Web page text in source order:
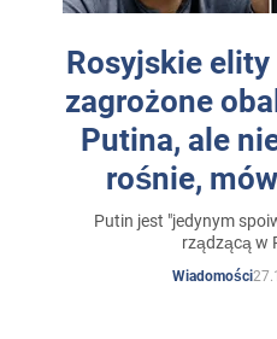
Rosyjskie
zagrożone
Putina, ale
rośnie,
Putin jest "jedynym
rządzącą w
Wiadomości